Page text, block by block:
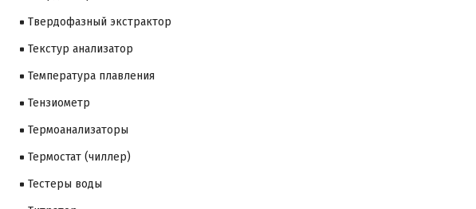
Твердофазный экстрактор
Текстур анализатор
Температура плавления
Тензиометр
Термоанализаторы
Термостат (чиллер)
Тестеры воды